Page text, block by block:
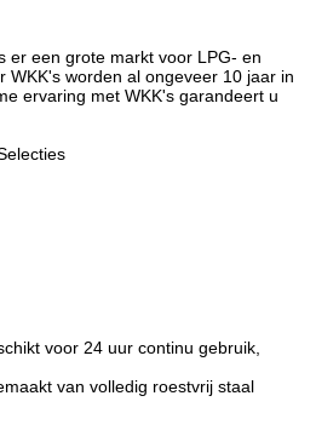
er een grote markt voor LPG- en
WKK's worden al ongeveer 10 jaar in
ervaring met WKK's garandeert u
voor 24 uur continu gebruik,
van volledig roestvrij staal